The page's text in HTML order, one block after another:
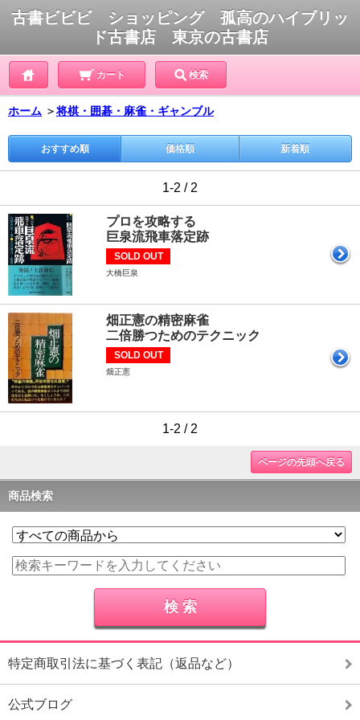
古書ビビビ ショッピング 孤高のハイブリッ
ド古書店 東京の古書店
カート 検索
ホーム ＞将棋・囲碁・麻雀・ギャンブル
おすすめ順 価格順 新着順
1-2 / 2
プロを攻略する
巨泉流飛車落定跡
SOLD OUT
大橋巨泉
畑正憲の精密麻雀
二倍勝つためのテクニック
SOLD OUT
畑正憲
1-2 / 2
ページの先頭へ戻る
商品検索
特定商取引法に基づく表記（返品など）
公式ブログ